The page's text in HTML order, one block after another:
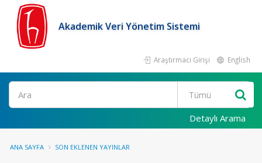
Akademik Veri Yönetim Sistemi
Araştırmacı Girişi English
Ara
Detaylı Arama
ANA SAYFA SON EKLENEN YAYINLAR